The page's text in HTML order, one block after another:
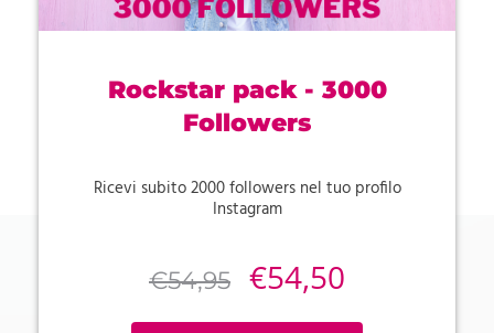
Rockstar pack - 3000
Followers
Ricevi subito 2000 followers nel tuo profilo
Instagram
€54,95 €54,50